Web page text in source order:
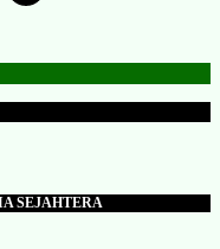
SEJAHTERA